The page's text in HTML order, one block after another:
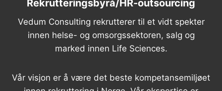
Rekrutteringsbyrå/HR-outsourcing
Vedum Consulting rekrutterer til et vidt spekter
innen helse- og omsorgssektoren, salg og
marked innen Life Sciences.
Vår visjon er å være det beste kompetansemiljøet